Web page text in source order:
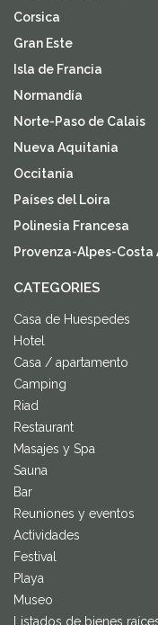
Corsica
Gran Este
Isla de Francia
Normandía
Norte-Paso de Calais
Nueva Aquitania
Occitania
Países del Loira
Polinesia Francesa
Provenza-Alpes-Costa
CATEGORIES
Casa de Huespedes
Hotel
Casa / apartamento
Camping
Riad
Restaurant
Masajes y Spa
Sauna
Bar
Reuniones y eventos
Actividades
Festival
Playa
Museo
Listados de bienes